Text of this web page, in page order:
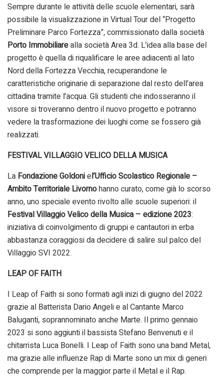
Sempre durante le attività delle scuole elementari, sarà
possibile la visualizzazione in Virtual Tour del “Progetto
Preliminare Parco Fortezza”, commissionato dalla società
Porto Immobiliarealla società Area 3d. L’idea alla base del
progetto è quella di riqualificare le aree adiacenti al lato
Nord della Fortezza Vecchia, recuperandone le
caratteristiche originarie di separazione dal resto dell’area
cittadina tramite l’acqua. Gli studenti che indosseranno il
visore si troveranno dentro il nuovo progetto e potranno
vedere la trasformazione dei luoghi come se fossero già
realizzati.
FESTIVAL VILLAGGIO VELICO DELLA MUSICA
La Fondazione Goldoniel’Ufficio Scolastico Regionale –
Ambito Territoriale Livornohanno curato, come già lo scorso
anno, uno speciale evento rivolto alle scuole superiori: il
Festival Villaggio Velico della Musica – edizione 2023:
iniziativa di coinvolgimento di gruppi e cantautori in erba
abbastanza coraggiosi da decidere di salire sul palco del
Villaggio SVI 2022.
LEAP OF FAITH
I Leap of Faith si sono formati agli inizi di giugno del 2022
grazie al Batterista Dario Angeli e al Cantante Marco
Baluganti, soprannominato anche Marte. Il primo gennaio
2023 si sono aggiunti il bassista Stefano Benvenuti e il
chitarrista Luca Bonelli. I Leap of Faith sono una band Metal,
ma grazie alle influenze Rap di Marte sono un mix di generi
che comprende per la maggior parte il Metal e il Rap.